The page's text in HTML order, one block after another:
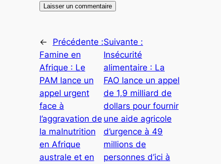
←
Précédente :
Famine en
Afrique : Le
PAM lance un
appel urgent
face à
l’aggravation de
la malnutrition
en Afrique
australe et en
Suivante :
Insécurité
alimentaire : La
FAO lance un appel
de 1,9 milliard de
dollars pour fournir
une aide agricole
d’urgence à 49
millions de
personnes d’ici à